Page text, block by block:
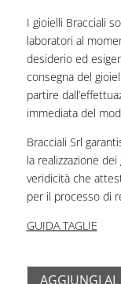
I gioielli Bracciali
laboratori al
desiderio ed
consegna del
partire
immediata del
Bracciali Srl
la realizzazione
veridicità che
per il processo di
GUIDA TAGLIE
AGGIUNGI AL